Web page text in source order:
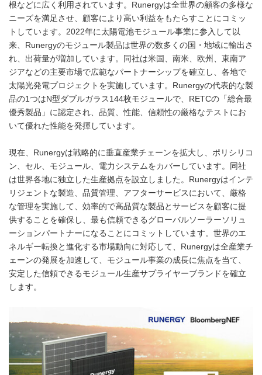
根などに広く利用されています。Runergyは全世界の顧客の多様な
ニーズを満足させ、顧客により高い利益をもたらすことにコミッ
トしています。2022年に太陽電池モジュール事業に参入して以
来、Runergyのモジュール製品は世界の数多くの国・地域に輸出さ
れ、出荷量が増加しています。同社は米国、南米、欧州、東南ア
ジアなどの主要市場で広範なパートナーシップを確立し、各地で
太陽光発電プロジェクトを実施しています。Runergyの代表的な製
品の1つはN型ダブルガラス144枚モジュールで、RETCの「総合最
優秀製品」に認定され、品質、性能、信頼性の厳格なテストにお
いて優れた性能を発揮しています。
現在、Runergyは戦略的に垂直産業チェーンを拡大し、ポリシリコ
ン、セル、モジュール、電力システムをカバーしています。同社
は世界各地に独立した生産拠点を設立しました。Runergyはインテ
リジェントな製造、品質管理、アフターサービスにおいて、厳格
な管理を実施して、効率的で高品質な製品とサービスを顧客に提
供することを確保し、最も信頼できるグローバルソーラーソリュ
ーションパートナーになることにコミットしています。世界のエ
ネルギー転換と進化する市場動向に対応して、Runergyは全産業チ
ェーンの発展を加速して、モジュール事業の成長に焦点を当て、
安定した信頼できるモジュール生産サプライヤーブランドを確立
します。